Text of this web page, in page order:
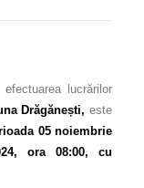
lucrărilor
Drăgănești,este
05 noiembrie
ora 08:00, cu